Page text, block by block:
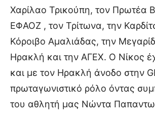
Χαρίλαο Τρικούπη, τον Πρωτέα
ΕΦΑΟΖ , τον Τρίτωνα, την
Κόροιβο Αμαλιάδας, την
Ηρακλή και την ΑΓΕΧ. Ο Νίκος
και με τον Ηρακλή άνοδο στην
πρωταγωνιστικό ρόλο όντας
του αθλητή μας Νώντα